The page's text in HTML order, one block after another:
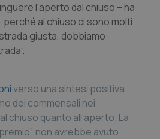
di Bolzano
di Trento
l'aperto dal chiuso – ha
al chiuso ci sono molti
giusta, dobbiamo
verso una sintesi positiva
dei commensali nei
chiuso quanto all’aperto. La
non avrebbe avuto